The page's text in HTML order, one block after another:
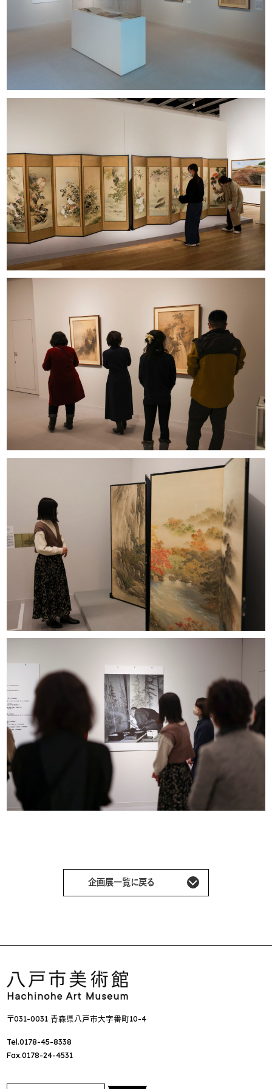
企画展一覧に戻る
〒031-0031 青森県八戸市大字番町10-4
Tel.0178-45-8338
Fax.0178-24-4531